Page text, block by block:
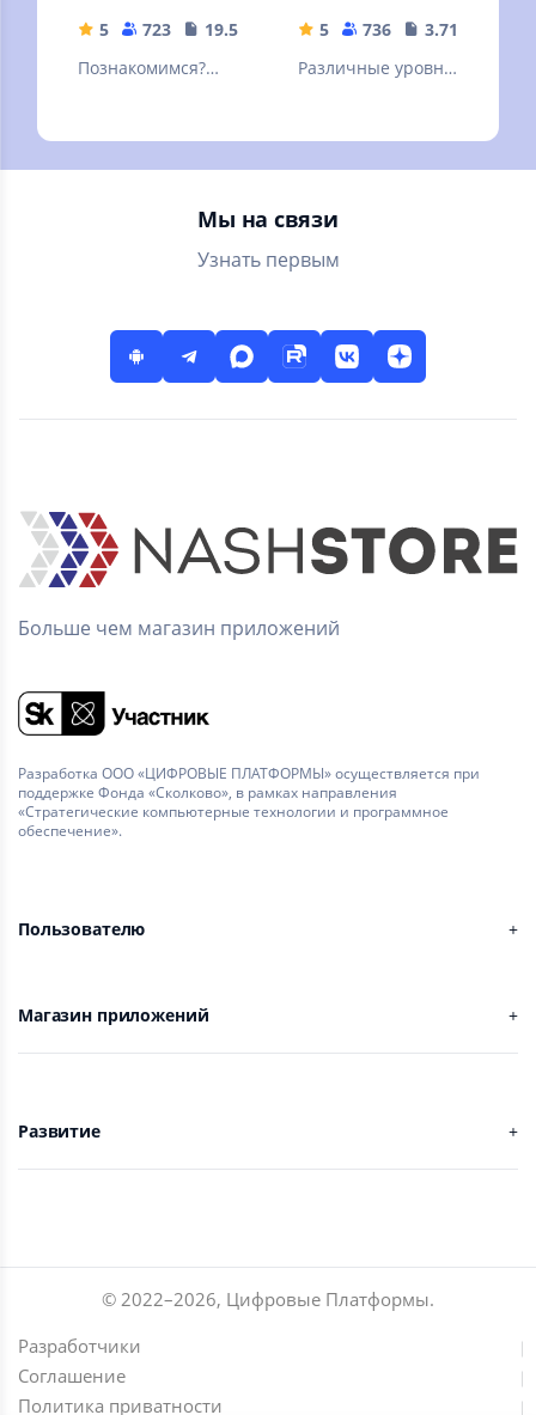
5 723
19.57 MB
Познакомимся?
чат "Бутылочка" -
игра для взрослых
5 736
3.71 MB
Различные уровни
подсказки и
красочная графика
Мы на связи
Узнать первым
Больше чем магазин приложений
Разработка ООО «ЦИФРОВЫЕ ПЛАТФОРМЫ» осуществляется при
поддержке Фонда «Сколково», в рамках направления
«Стратегические компьютерные технологии и программное
обеспечение».
Пользователю
Магазин приложений
Развитие
© 2022–2026, Цифровые Платформы.
Разработчики
Соглашение
Политика приватности